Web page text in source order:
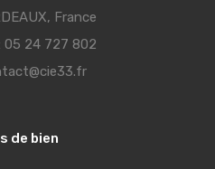
France
05 24 727 802
de bien